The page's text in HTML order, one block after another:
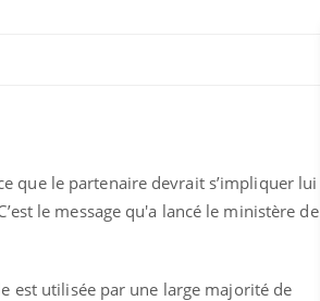
que le partenaire devrait s’impliquer lui
le message qu'a lancé le ministère de
est utilisée par une large majorité de